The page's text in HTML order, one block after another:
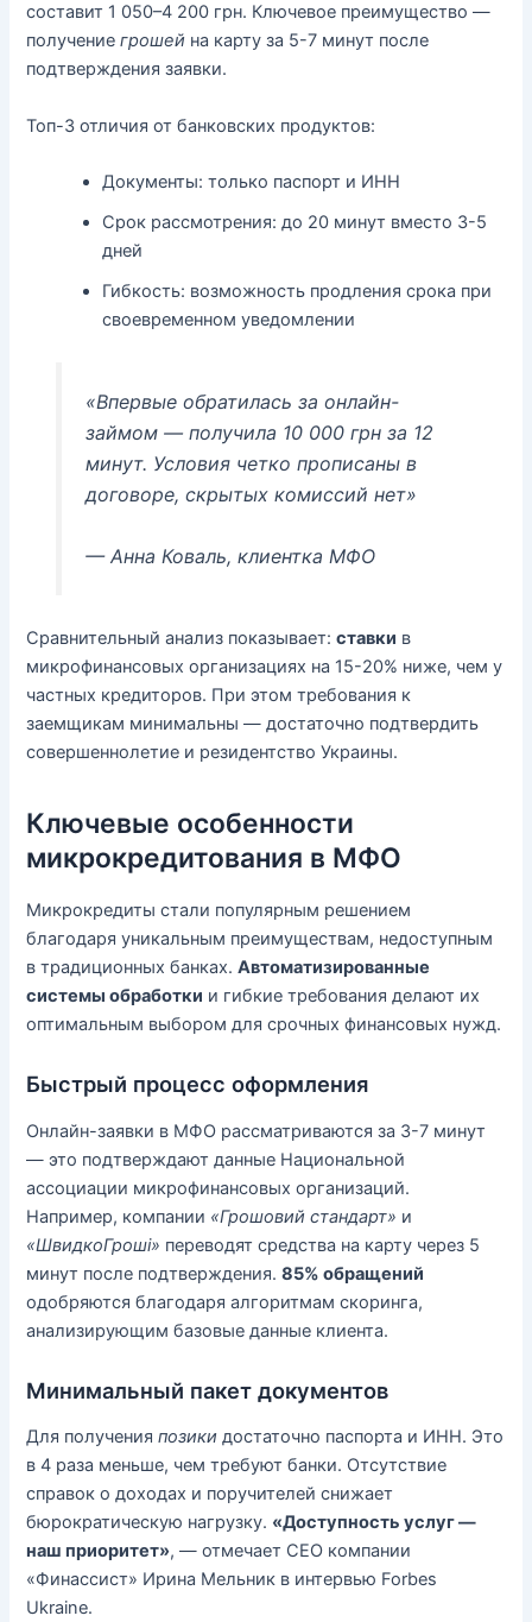
составит 1 050–4 200 грн. Ключевое преимущество —
получениегрошей на карту за 5-7 минут после
подтверждения заявки.
Топ-3 отличия от банковских продуктов:
Документы: только паспорт и ИНН
Срок рассмотрения: до 20 минут вместо 3-5
дней
Гибкость: возможность продления срока при
своевременном уведомлении
«Впервые обратилась за онлайн-
займом — получила 10 000 грн за 12
минут. Условия четко прописаны в
договоре, скрытых комиссий нет»
— Анна Коваль, клиентка МФО
Сравнительный анализ показывает:ставки в
микрофинансовых организациях на 15-20% ниже, чем у
частных кредиторов. При этом требования к
заемщикам минимальны — достаточно подтвердить
совершеннолетие и резидентство Украины.
Ключевые особенности
микрокредитования в МФО
Микрокредиты стали популярным решением
благодаря уникальным преимуществам, недоступным
в традиционных банках.Автоматизированные
системы обработки и гибкие требования делают их
оптимальным выбором для срочных финансовых нужд.
Быстрый процесс оформления
Онлайн-заявки в МФО рассматриваются за 3-7 минут
— это подтверждают данные Национальной
ассоциации микрофинансовых организаций.
Например, компании «Грошовий стандарт» и
«ШвидкоГроші» переводят средства на карту через 5
минут после подтверждения.85% обращений
одобряются благодаря алгоритмам скоринга,
анализирующим базовые данные клиента.
Минимальный пакет документов
Для полученияпозики достаточно паспорта и ИНН. Это
в 4 раза меньше, чем требуют банки. Отсутствие
справок о доходах и поручителей снижает
бюрократическую нагрузку. «Доступность услуг —
наш приоритет», — отмечает CEO компании
«Финассист» Ирина Мельник в интервью Forbes
Ukraine.